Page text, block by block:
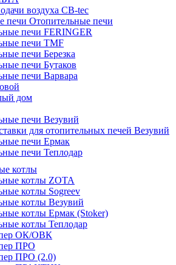
воздуха CB-tec
Отопительные печи
печи FERINGER
печи TMF
печи Березка
печи Бутаков
печи Варвара
дом
печи Везувий
для отопительных печей Везувий
печи Ермак
печи Теплодар
котлы
котлы ZOTA
котлы Sogreev
котлы Везувий
котлы Ермак (Stoker)
котлы Теплодар
ОК/ОВК
ПРО
ПРО (2.0)